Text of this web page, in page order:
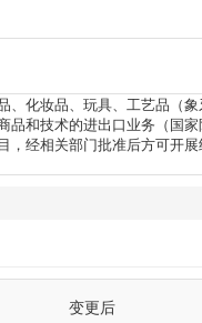
、化妆品、玩具、工艺品（
品和技术的进出口业务（国
，经相关部门批准后方可开
变更后